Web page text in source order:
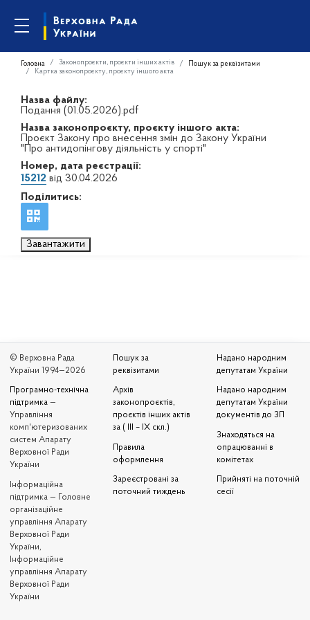
Головна Законопроєкти, проєкти інших актів
Пошук за реквізитами
Картка законопроєкту, проєкту іншого акта
Назва файлу:
Подання (01.05.2026).pdf
Назва законопроєкту, проєкту іншого акта:
Проєкт Закону про внесення змін до Закону України
"Про антидопінгову діяльність у спорті"
Номер, дата реєстрації:
15212 від 30.04.2026
Поділитись:
Завантажити
© Верховна Рада
України 1994—2026
Програмно-технічна
підтримка —
Управління
комп'ютеризованих
систем Апарату
Верховної Ради
України
Iнформаційна
підтримка — Головне
організаційне
управління Апарату
Верховної Ради
України,
Інформаційне
управління Апарату
Верховної Ради
України
Пошук за
реквізитами
Архів
законопроєктів,
проєктів інших актів
за ( III – IX скл.)
Правила
оформлення
Зареєстровані за
поточний тиждень
Надано народним
депутатам України
Надано народним
депутатам України
документів до ЗП
Знаходяться на
опрацюванні в
комітетах
Прийняті на поточній
сесії